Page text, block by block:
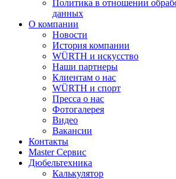
Политика в отношении
данных
О компании
Новости
История компании
WÜRTH и искусство
Наши партнеры
Клиентам о нас
WÜRTH и спорт
Пресса о нас
Фотогалерея
Видео
Вакансии
Контакты
Master Сервис
Дюбельтехника
Калькулятор